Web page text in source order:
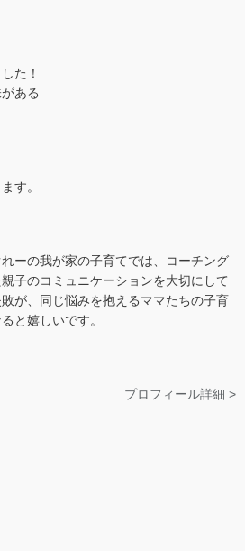
た！
ある
す。
ーの我が家の子育てでは、コーチング
子のコミュニケーションを大切にして
が、同じ悩みを抱えるママたちの子育
と嬉しいです。
プロフィール詳細 >